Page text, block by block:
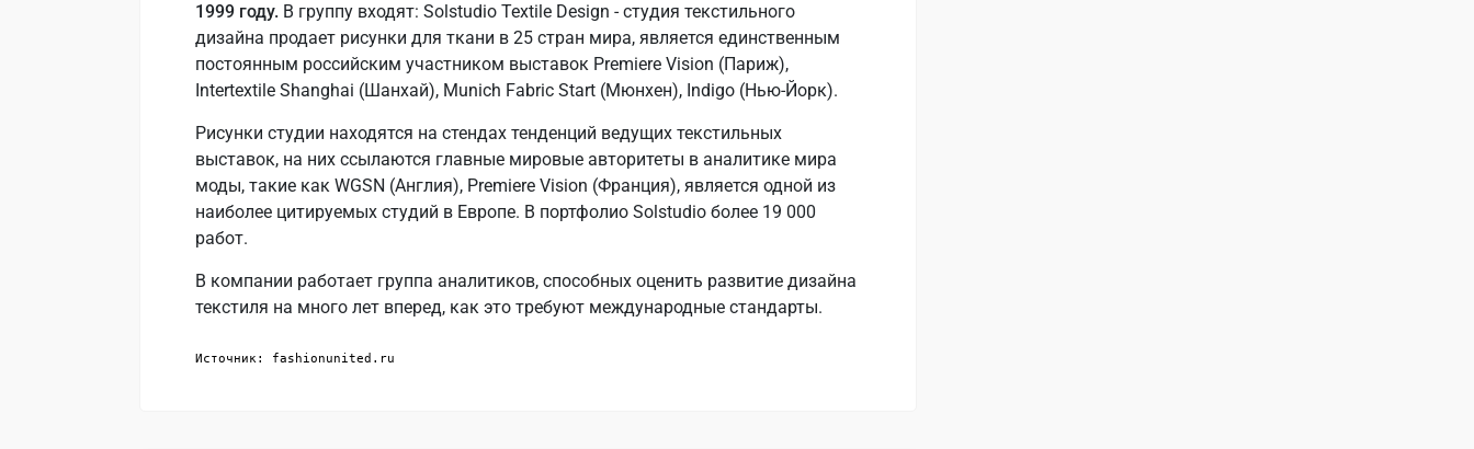
1999 году. В группу входят: Solstudio Textile Design - студия текстильного
дизайна продает рисунки для ткани в 25 стран мира, является единственным
постоянным российским участником выставок Premiere Vision (Париж),
Intertextile Shanghai (Шанхай), Munich Fabric Start (Мюнхен), Indigo (Нью-Йорк).
Рисунки студии находятся на стендах тенденций ведущих текстильных
выставок, на них ссылаются главные мировые авторитеты в аналитике мира
моды, такие как WGSN (Англия), Premiere Vision (Франция), является одной из
наиболее цитируемых студий в Европе. В портфолио Solstudio более 19 000
работ.
В компании работает группа аналитиков, способных оценить развитие дизайна
текстиля на много лет вперед, как это требуют международные стандарты.
Источник: fashionunited.ru